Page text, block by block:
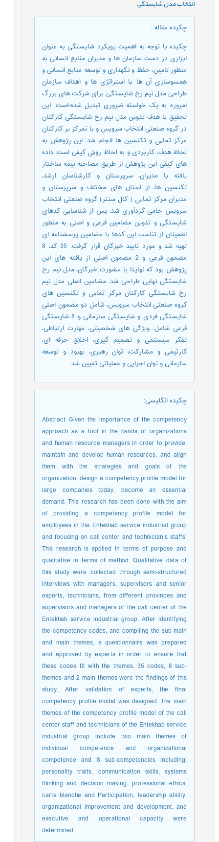
انتخاب مدل شایستگی,
چکیده مقاله:
چکیده با توجه به اهمیت رویکرد شایستگی به عنوان
ابزاری در دست سازمان ها و مدیران منابع انسانی به
منظور تامین، حفظ و نگهداری و توسعه منابع انسانی و
همسوسازی آن ها با استراتژی ها و اهداف سازمان
طراحی مدل نیم رخ شایستگی برای شرکت های بزرگ
امروزه به یک خواسته ضروری تبدیل شده-است. این
تحقیق با هدف تدوین مدل نیم رخ شایستگی کارکنان
در گروه صنعتی انتخاب سرویس و با تمرکز بر کارکنان
مرکز تماس و تکنسین ها انجام شد. این پژوهش به
لحاظ هدف، کاربردی و به لحاظ روش کیفی است. داده
های کیفی این پژوهش از طریق مصاحبه نیمه ساختار
یافته با مدیران، سرپرستان و کارشناسان ارشد،
تکنسین ها، از استان های مختلف و سرپرستان و
مدیران مرکز تماس ( کال سنتر) گروه صنعتی انتخاب
سرویس حامی گردآوری شد. پس از شناسایی کدهای
شایستگی و تدوین مضامین فرعی و اصلی به منظور
اطمینان از تناسب این کدها با مضامین پرسشنامه ای
تهیه شد و مورد تایید خبرگان قرار گرفت. 35 کد، 8
مضمون فرعی و 2 مضمون اصلی از یافته های این
پژوهش بود که نهایتا با مشورت خبرگان، مدل نیم رخ
شایستگی نهایی طراحی شد. مضامین اصلی مدل نیم
رخ شایستگی کارکنان مرکز تماس و تکنسین های
گروه صنعتی انتخاب سرویس، شامل دو مضمون اصلی
شایستگی فردی و شایستگی سازمانی و 8 شایستگی
فرعی شامل: ویژگی های شخصیتی، مهارت ارتباطی،
تفکر سیستمی و تصمیم گیری، اخلاق حرفه ای،
کارتیمی و مشارکت، توان رهبری، بهبود و توسعه
سازمانی و توان اجرایی و عملیاتی تعیین شد.
چکیده انگلیسی:
Abstract Given the importance of the competency
approach as a tool in the hands of organizations
and human resource managers in order to provide,
maintain and develop human resources, and align
them with the strategies and goals of the
organization, design a competency profile model for
large companies today, become an essential
demand. This research has been done with the aim
of providing a competency profile model for
employees in the Entekhab service industrial group
and focusing on call center and technician’s staffs.
This research is applied in terms of purpose and
qualitative in terms of method. Qualitative data of
this study were collected through semi-structured
interviews with managers, supervisors and senior
experts, technicians, from different provinces and
supervisors and managers of the call center of the
Entekhab service industrial group. After identifying
the competency codes, and compiling the sub-main
and main themes, a questionnaire was prepared
and approved by experts in order to ensure that
these codes fit with the themes. 35 codes, 8 sub-
themes and 2 main themes were the findings of this
study. After validation of experts, the final
competency profile model was designed. The main
themes of the competency profile model of the call
center staff and technicians of the Entekhab service
industrial group include two main themes of
individual competence and organizational
competence and 8 sub-competencies including:
personality traits, communication skills, systems
thinking and decision making, professional ethics,
carte blanche and Participation, leadership ability,
organizational improvement and development, and
executive and operational capacity were
determined